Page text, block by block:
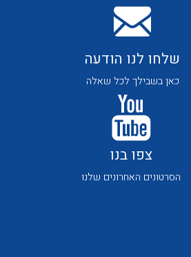
לכל מוצרי היצרן
לכל מוצרי היצרן
שלחו לנו הודעה
כאן בשבילך לכל שאלה
צפו בנו
הסרטונים האחרונים שלנו